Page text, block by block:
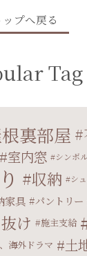
ップへ戻る
Tag
裏部屋
室内窓 シンボ
収納 シ
家具 パントリー
け 施主支給
海外ドラマ 土